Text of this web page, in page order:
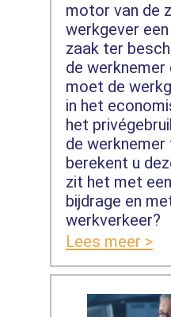
motor van de
werkgever
zaak ter
de werknemer
moet de
in het
het
de werknemer
berekent u
zit het met
bijdrage en
werkverkeer?
Lees meer >